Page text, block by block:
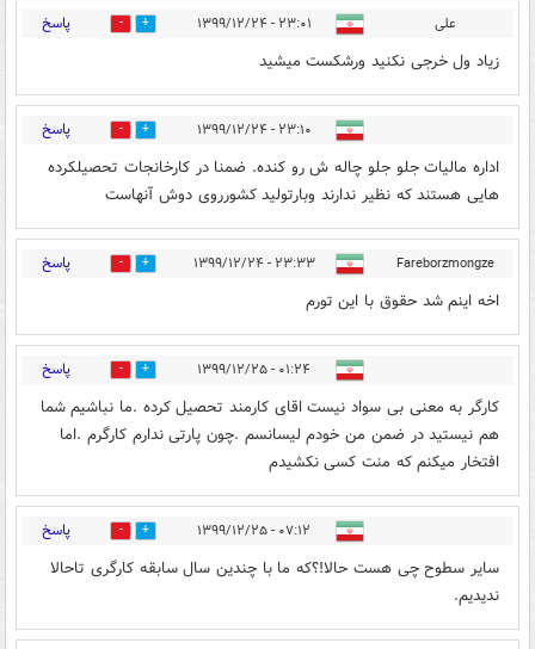
علی ۲۳:۰۱ - ۱۳۹۹/۱۲/۲۴ 2 پاسخ
زیاد ول خرجی نکنید ورشکست میشید
۲۳:۱۰ - ۱۳۹۹/۱۲/۲۴ 4 پاسخ
اداره مالیات جلو جلو چاله ش رو کنده. ضمنا در کارخانجات تحصیلکرده
هایی هستند که نظیر ندارند وبارتولید کشورروی دوش آنهاست
Fareborzmongze ۲۳:۳۳ - ۱۳۹۹/۱۲/۲۴ 3 پاسخ
اخه اینم شد حقوق با این تورم
۰۱:۲۴ - ۱۳۹۹/۱۲/۲۵ 0 پاسخ
کارگر به معنی بی سواد نیست اقای کارمند تحصیل کرده .ما نباشیم شما
هم نیستید در ضمن من خودم لیسانسم .چون پارتی ندارم کارگرم .اما
افتخار میکنم که منت کسی نکشیدم
۰۷:۱۲ - ۱۳۹۹/۱۲/۲۵ 0 پاسخ
سایر سطوح چی هست حالا!؟که ما با چندین سال سابقه کارگری تاحالا
ندیدیم.